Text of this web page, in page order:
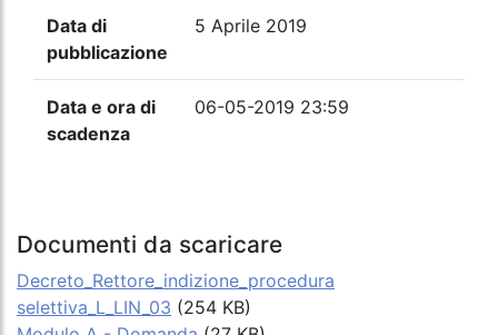
Data di
pubblicazione
5 Aprile 2019
Data e ora di
scadenza
06-05-2019 23:59
Documenti da scaricare
Decreto_Rettore_indizione_procedura
selettiva_L_LIN_03 (254 KB)